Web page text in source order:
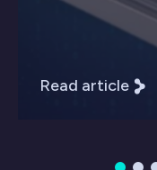
Read article